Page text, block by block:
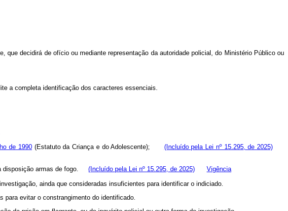
decidirá de ofício ou mediante representação da autoridade policial, do Ministério Público ou
a completa identificação dos caracteres essenciais.
de 1990(Estatuto da Criança e do Adolescente);
(Incluído pela Lei nº 15.295, de 2025)
disposição armas de fogo. (Incluído pela Lei nº 15.295, de 2025)
Vigência
ainda que consideradas insuficientes para identificar o indiciado.
evitar o constrangimento do identificado.